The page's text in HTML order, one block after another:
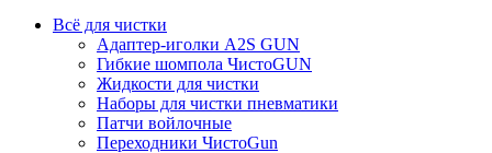
Всё для чистки
Адаптер-иголки A2S GUN
Гибкие шомпола ЧистоGUN
Жидкости для чистки
Наборы для чистки пневматики
Патчи войлочные
Переходники ЧистоGun